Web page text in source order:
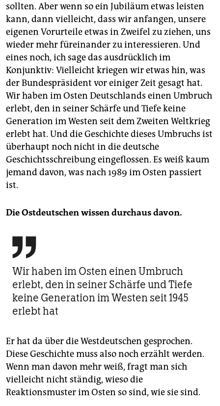
sollten. Aber wenn so ein Jubiläum etwas leisten
kann, dann vielleicht, dass wir anfangen, unsere
eigenen Vorurteile etwas in Zweifel zu ziehen, uns
wieder mehr füreinander zu interessieren. Und
eines noch, ich sage das ausdrücklich im
Konjunktiv: Vielleicht kriegen wir etwas hin, was
der Bundespräsident vor einiger Zeit gesagt hat.
Wir haben im Osten Deutschlands einen Umbruch
erlebt, den in seiner Schärfe und Tiefe keine
Generation im Westen seit dem Zweiten Weltkrieg
erlebt hat. Und die Geschichte dieses Umbruchs ist
überhaupt noch nicht in die deutsche
Geschichtsschreibung eingeflossen. Es weiß kaum
jemand davon, was nach 1989 im Osten passiert
ist.
Die Ostdeutschen wissen durchaus davon.

Wir haben im Osten einen Umbruch
erlebt, den in seiner Schärfe und Tiefe
keine Generation im Westen seit 1945
erlebt hat
Er hat da über die Westdeutschen gesprochen.
Diese Geschichte muss also noch erzählt werden.
Wenn man davon mehr weiß, fragt man sich
vielleicht nicht ständig, wieso die
Reaktionsmuster im Osten so sind, wie sie sind.